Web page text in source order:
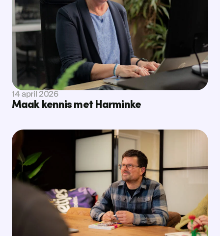
Bekijk nieuws
Bekijk nieuws
Maak kennis met Harminke
14 april 2026
Bekijk nieuws
Bekijk nieuws